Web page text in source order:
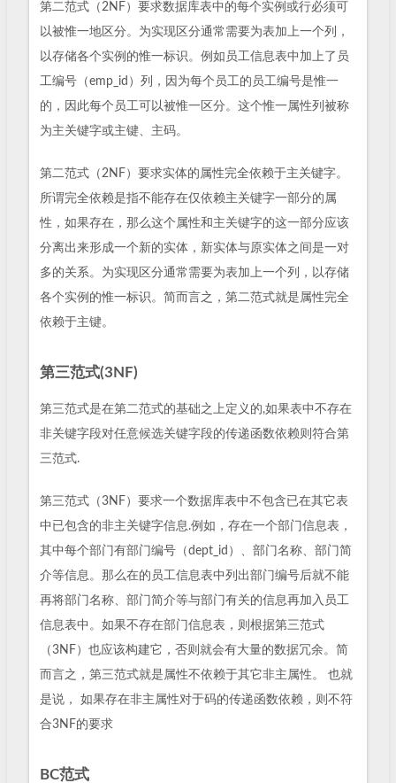
第二范式（2NF）要求数据库表中的每个实例或行必须可
以被惟一地区分。为实现区分通常需要为表加上一个列，
以存储各个实例的惟一标识。例如员工信息表中加上了员
工编号（emp_id）列，因为每个员工的员工编号是惟一
的，因此每个员工可以被惟一区分。这个惟一属性列被称
为主关键字或主键、主码。
第二范式（2NF）要求实体的属性完全依赖于主关键字。
所谓完全依赖是指不能存在仅依赖主关键字一部分的属
性，如果存在，那么这个属性和主关键字的这一部分应该
分离出来形成一个新的实体，新实体与原实体之间是一对
多的关系。为实现区分通常需要为表加上一个列，以存储
各个实例的惟一标识。简而言之，第二范式就是属性完全
依赖于主键。
第三范式(3NF)
第三范式是在第二范式的基础之上定义的,如果表中不存在
非关键字段对任意候选关键字段的传递函数依赖则符合第
三范式.
第三范式（3NF）要求一个数据库表中不包含已在其它表
中已包含的非主关键字信息.例如，存在一个部门信息表，
其中每个部门有部门编号（dept_id）、部门名称、部门简
介等信息。那么在的员工信息表中列出部门编号后就不能
再将部门名称、部门简介等与部门有关的信息再加入员工
信息表中。如果不存在部门信息表，则根据第三范式
（3NF）也应该构建它，否则就会有大量的数据冗余。简
而言之，第三范式就是属性不依赖于其它非主属性。 也就
是说， 如果存在非主属性对于码的传递函数依赖，则不符
合3NF的要求
BC范式